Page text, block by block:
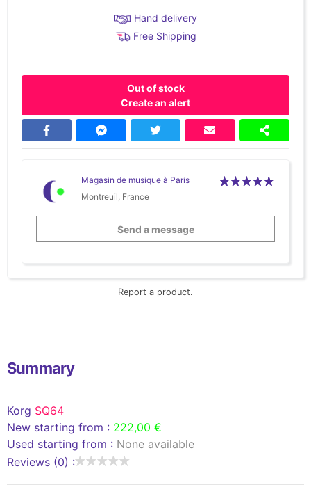
Hand delivery
Free Shipping
Out of stock
Create an alert
Magasin de musique à Paris
Montreuil, France
Send a message
Report a product.
Summary
Korg SQ64
New starting from : 222,00 €
Used starting from : None available
Reviews (0) :